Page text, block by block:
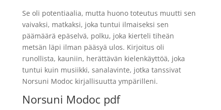
Se oli potentiaalia, mutta huono toteutus muutti sen
vaivaksi, matkaksi, joka tuntui ilmaiseksi sen
päämäärä epäselvä, polku, joka kierteli tiheän
metsän läpi ilman pääsyä ulos. Kirjoitus oli
runollista, kauniin, herättävän kielenkäyttöä, joka
tuntui kuin musiikki, sanalavinte, jotka tanssivat
Norsuni Modoc kirjallisuutta ympärilleni.
Norsuni Modoc pdf